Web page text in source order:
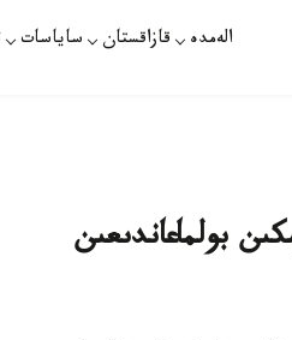
الەمدە قازاقستان ساياسات
بولماعاندىعىن